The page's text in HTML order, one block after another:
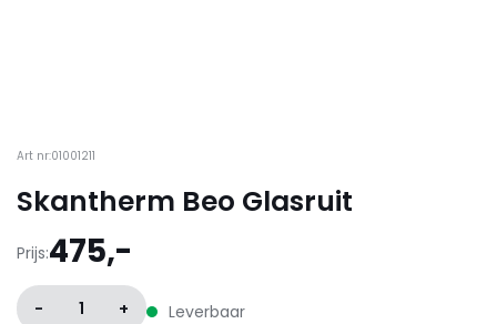
Art nr:01001211
Skantherm Beo Glasruit
Prijs:475,-
- 1 + Leverbaar